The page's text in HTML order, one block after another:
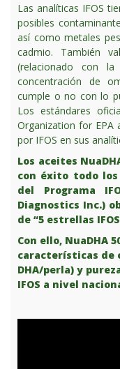
Las analíticas IFOS
posibles
así como metales
cadmio. También
(relacionado con
concentración de
cumple o no con lo
Los estándares
Organization for EPA
por IFOS en sus
Los aceites
con éxito todo
del Programa
Diagnostics Inc.)
de “5 estrellas
Con ello, NuaDHA
características de
DHA/perla) y
IFOS a nivel